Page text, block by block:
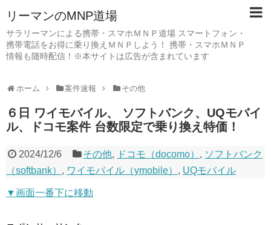
リーマンのMNP道場
サラリーマンによる携帯・スマホＭＮＰ道場 スマートフォン・
携帯電話をお得に乗り換えＭＮＰしよう！ 携帯・スマホＭＮＰ
情報も随時配信！※本サイトは広告が含まれています
ホーム 案件速報 その他
６日 ワイモバイル、 ソフトバンク、UQモバイ
ル、ドコモ案件 台数限定で乗り換え特価！
2024/12/6 その他, ドコモ（docomo） , ソフトバンク
（softbank） , ワイモバイル（ymobile） , UQモバイル
▼画面一番下に移動